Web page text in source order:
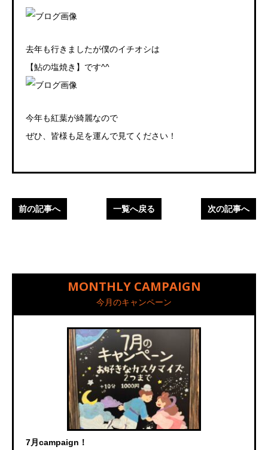
去年も行きましたが僕のイチオシは
【鮎の塩焼き】です^^
今年も紅葉が綺麗なので
ぜひ、皆様も足を運んで見てください！
前の記事へ 一覧へ戻る 次の記事へ
MONTHLY CAMPAIGN
今月のキャンペーン
7月campaign！